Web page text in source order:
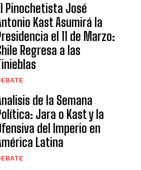
Pinochetista José
Kast Asumirá la
el 11 de Marzo:
Regresa a las
de la Semana
Jara o Kast y la
del Imperio en
Latina